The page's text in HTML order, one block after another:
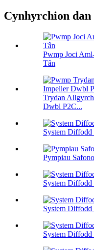
Cynhyrchion dan
Pwmp Joci
Tân
Trydan
Dwbl P2C...
System
Pympiau
System Diffodd
System Diffodd
System